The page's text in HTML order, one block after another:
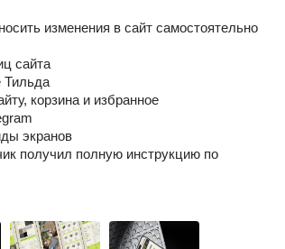
изменения в сайт самостоятельно
сайта
Тильда
корзина и избранное
экранов
получил полную инструкцию по